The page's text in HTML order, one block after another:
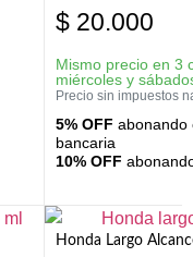
$ 20.000
Mismo precio en 3
miércoles y
Precio sin impuestos
5% OFF abonando
bancaria
10% OFF
Honda Largo